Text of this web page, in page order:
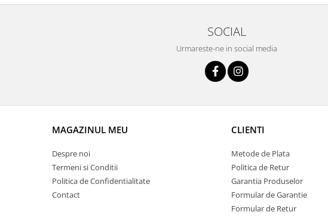
SOCIAL
Urmareste-ne in social media
MAGAZINUL MEU
Despre noi
Termeni si Conditii
Politica de Confidentialitate
Contact
CLIENTI
Metode de Plata
Politica de Retur
Garantia Produselor
Formular de Garantie
Formular de Retur